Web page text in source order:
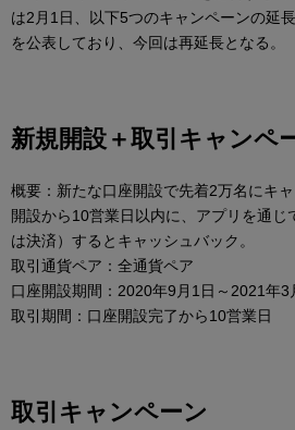
は2月1日、以下5つのキャンペーンの延
を公表しており、今回は再延長となる。
新規開設＋取引キャンペ
概要：新たな口座開設で先着2万名にキ
開設から10営業日以内に、アプリを通じ
は決済）するとキャッシュバック。
取引通貨ペア：全通貨ペア
口座開設期間：2020年9月1日～2021年3
取引期間：口座開設完了から10営業日
取引キャンペーン